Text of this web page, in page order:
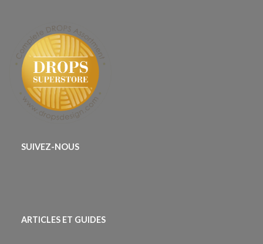
SUIVEZ-NOUS
ARTICLES ET GUIDES